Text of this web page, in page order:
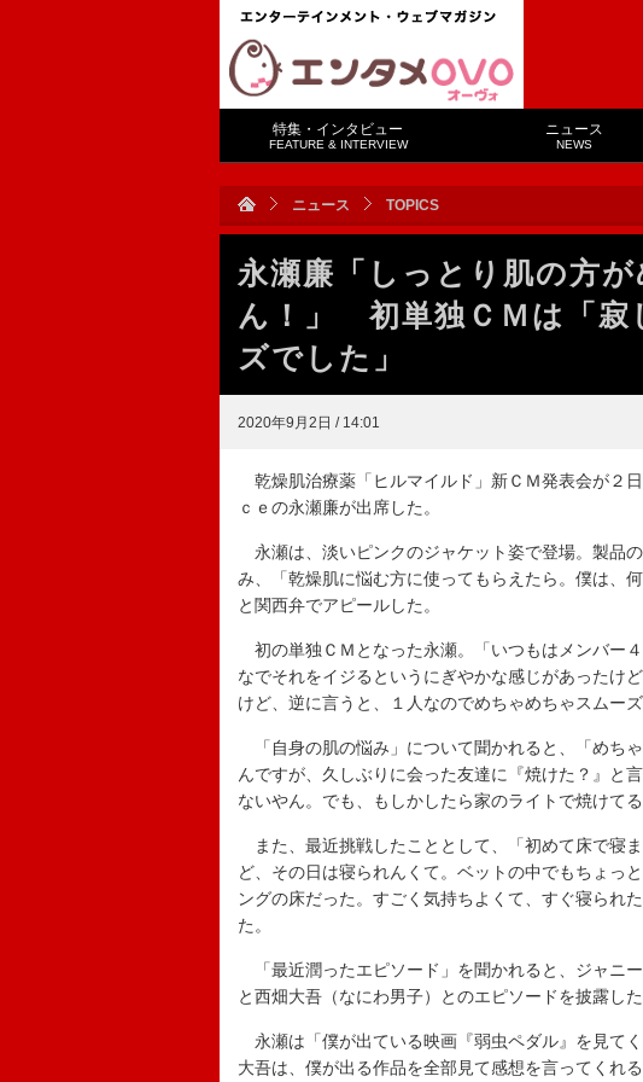
特集・インタビュー
FEATURE & INTERVIEW
ニュース
NEWS
ニュース TOPICS
永瀬廉「しっとり肌の方
ん！」 初単独ＣＭは「寂
ズでした」
2020年9月2日 / 14:01
乾燥肌治療薬「ヒルマイルド」新ＣＭ発表会が
ｃｅの永瀬廉が出席した。
永瀬は、淡いピンクのジャケット姿で登場。製品
み、「乾燥肌に悩む方に使ってもらえたら。僕は、
と関西弁でアピールした。
初の単独ＣＭとなった永瀬。「いつもはメンバー
なでそれをイジるというにぎやかな感じがあったけ
けど、逆に言うと、１人なのでめちゃめちゃスムー
「自身の肌の悩み」について聞かれると、「めち
んですが、久しぶりに会った友達に『焼けた？』と
ないやん。でも、もしかしたら家のライトで焼けて
また、最近挑戦したこととして、「初めて床で寝
ど、その日は寝られんくて。ベットの中でもちょっ
ングの床だった。すごく気持ちよくて、すぐ寝られ
た。
「最近潤ったエピソード」を聞かれると、ジャニ
と西畑大吾（なにわ男子）とのエピソードを披露した
永瀬は「僕が出ている映画『弱虫ペダル』を見て
大吾は、僕が出る作品を全部見て感想を言ってくれ